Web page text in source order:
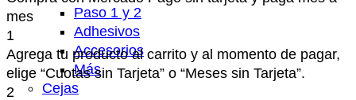
Paso 1 y 2
Adhesivos
Accesorios
Más
Cejas
mes
1
Agrega tu producto al carrito y al momento de pagar,
elige “Cuotas sin Tarjeta” o “Meses sin Tarjeta”.
2